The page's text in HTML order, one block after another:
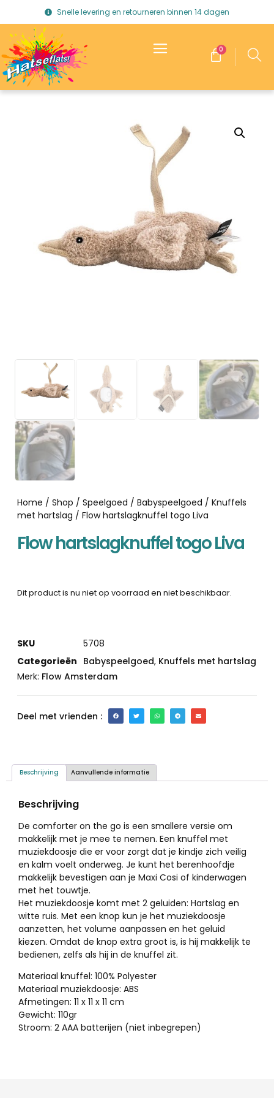
Snelle levering en retourneren binnen 14 dagen
0
Home / Shop / Speelgoed / Babyspeelgoed / Knuffels
met hartslag / Flow hartslagknuffel togo Liva
Flow hartslagknuffel togo Liva
Dit product is nu niet op voorraad en niet beschikbaar.
SKU
5708
Categorieën Babyspeelgoed, Knuffels met hartslag
Merk: Flow Amsterdam
Deel met vrienden :
Beschrijving Aanvullende informatie
Beschrijving
De comforter on the go is een smallere versie om
makkelijk met je mee te nemen. Een knuffel met
muziekdoosje die er voor zorgt dat je kindje zich veilig
en kalm voelt onderweg. Je kunt het berenhoofdje
makkelijk bevestigen aan je Maxi Cosi of kinderwagen
met het touwtje.
Het muziekdoosje komt met 2 geluiden: Hartslag en
witte ruis. Met een knop kun je het muziekdoosje
aanzetten, het volume aanpassen en het geluid
kiezen. Omdat de knop extra groot is, is hij makkelijk te
bedienen, zelfs als hij in de knuffel zit.
Materiaal knuffel: 100% Polyester
Materiaal muziekdoosje: ABS
Afmetingen: 11 x 11 x 11 cm
Gewicht: 110gr
Stroom: 2 AAA batterijen (niet inbegrepen)